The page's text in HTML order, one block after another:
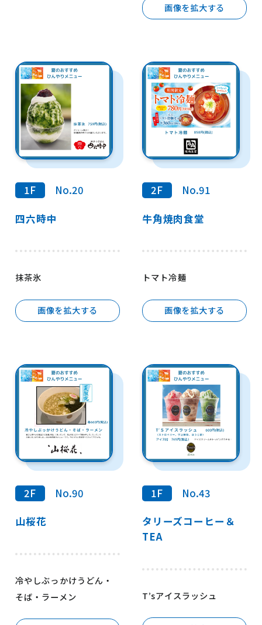
画像を拡大する
1F No.20
四六時中
抹茶氷
画像を拡大する
2F No.91
牛角焼肉食堂
トマト冷麺
画像を拡大する
2F No.90
山桜花
冷やしぶっかけうどん・
そば・ラーメン
1F No.43
タリーズコーヒー＆
TEA
T’sアイスラッシュ